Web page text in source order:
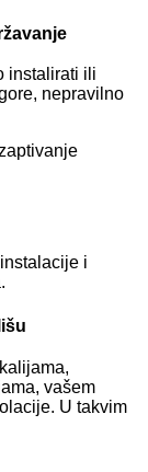
instalirati ili
nepravilno
i
vašem
U takvim